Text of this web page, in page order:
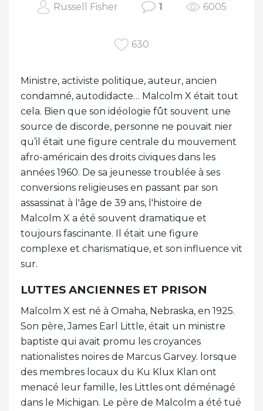
Russell Fisher 1 6005
630
Ministre, activiste politique, auteur, ancien
condamné, autodidacte… Malcolm X était tout
cela. Bien que son idéologie fût souvent une
source de discorde, personne ne pouvait nier
qu’il était une figure centrale du mouvement
afro-américain des droits civiques dans les
années 1960. De sa jeunesse troublée à ses
conversions religieuses en passant par son
assassinat à l'âge de 39 ans, l'histoire de
Malcolm X a été souvent dramatique et
toujours fascinante. Il était une figure
complexe et charismatique, et son influence vit
sur.
LUTTES ANCIENNES ET PRISON
Malcolm X est né à Omaha, Nebraska, en 1925.
Son père, James Earl Little, était un ministre
baptiste qui avait promu les croyances
nationalistes noires de Marcus Garvey. lorsque
des membres locaux du Ku Klux Klan ont
menacé leur famille, les Littles ont déménagé
dans le Michigan. Le père de Malcolm a été tué